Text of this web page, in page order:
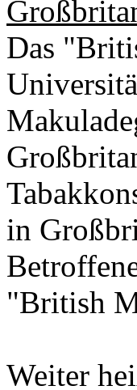
Das
in
"British
Weiter